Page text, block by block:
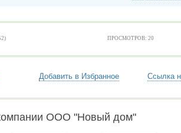
ПРОСМОТРОВ: 20
Добавить в Избранное Ссылка
ООО "Новый дом"